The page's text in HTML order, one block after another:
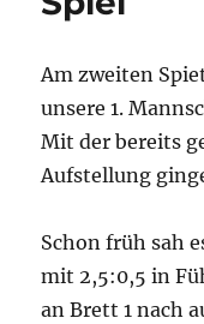
Am zweiten
unsere 1.
Mit der bereits
Aufstellung
Schon früh sah
mit 2,5:0,5 in
an Brett 1 nach